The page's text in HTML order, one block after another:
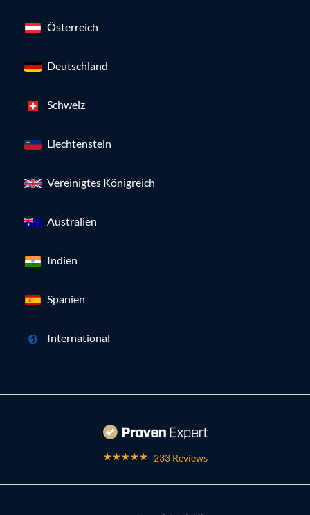
Österreich
Deutschland
Schweiz
Liechtenstein
Vereinigtes Königreich
Australien
Indien
Spanien
International
233 Reviews